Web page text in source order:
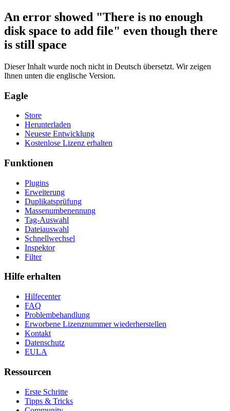
An error showed "There is no enough
disk space to add file" even though there
is still space
Dieser Inhalt wurde noch nicht in Deutsch übersetzt. Wir zeigen
Ihnen unten die englische Version.
Eagle
Store
Herunterladen
Neueste Entwicklung
Kostenlose Lizenz erhalten
Funktionen
Plugins
Erweiterung
Duplikatsprüfung
Massenumbenennung
Tag-Auswahl
Dateiauswahl
Schnellwechsel
Inspektor
Filter
Hilfe erhalten
Hilfecenter
FAQ
Problembehandlung
Erworbene Lizenznummer wiederherstellen
Kontakt
Datenschutz
EULA
Ressourcen
Erste Schritte
Tipps & Tricks